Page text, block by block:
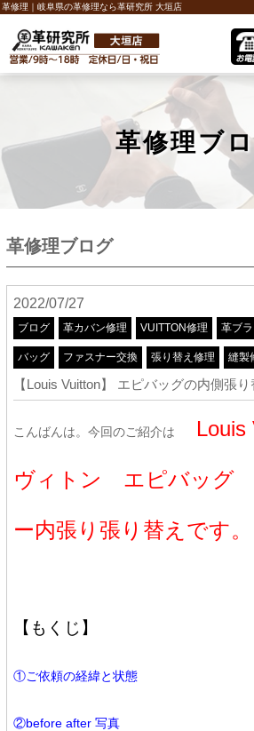
革修理｜岐阜県の革修理なら革研究所 大垣店
革修理ブ
革修理ブログ
2022/07/27
ブログ 革カバン修理 VUITTON修理 革ブ
バッグ ファスナー交換 張り替え修理 縫製
【Louis Vuitton】 エピバッグの内側張り
こんばんは。今回のご紹介は Louis
ヴィトン エピバッグ
ー内張り張り替えです。
【もくじ】
①ご依頼の経緯と状態
②before after 写真